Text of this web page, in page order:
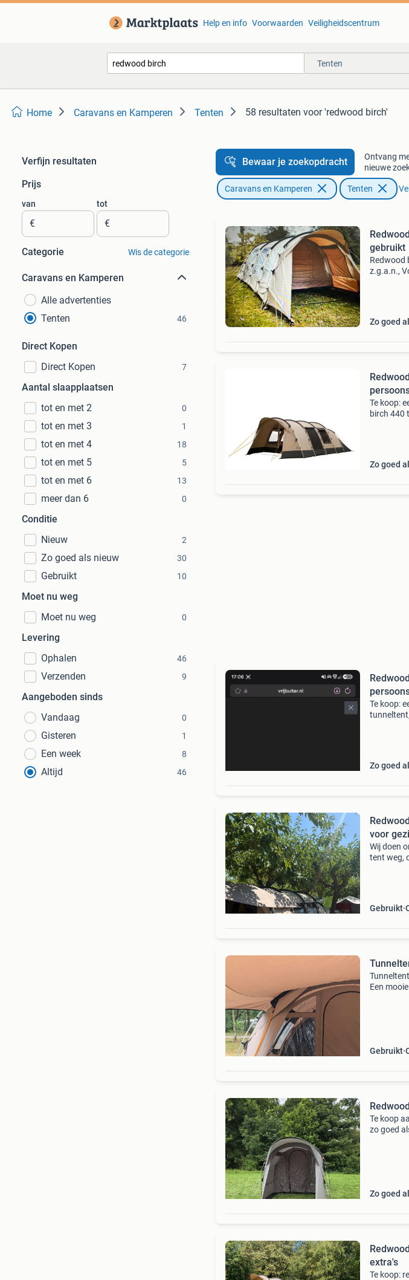
Help en info Voorwaarden Veiligheidscentrum
Tenten
Home Caravans en Kamperen Tenten 58 resultaten voor 'redwood birch'
Verfijn resultaten
Prijs
van
€
tot
€
Categorie Wis de categorie
Caravans en Kamperen
Alle advertenties
Tenten
46
Direct Kopen
Direct Kopen
7
Aantal slaapplaatsen
tot en met 2
0
tot en met 3 1
tot en met 4 18
tot en met 5 5
tot en met 6 13
meer dan 6 0
Conditie
Nieuw
2
Zo goed als nieuw 30
Gebruikt 10
Moet nu weg
Moet nu weg
0
Levering
Ophalen
46
Verzenden 9
Aangeboden sinds
Vandaag
0
Gisteren 1
Een week 8
Altijd 46
Bewaar je zoekopdracht
Ontvang
nieuwe
Caravans en Kamperen Tenten
gebruikt
Redwood
z.g.a.n.,
Zo goed
Te koop:
birch 440
Zo goed
Te koop:
Zo goed
voor
Wij doen
tent weg,
Gebruikt
Een
Gebruikt
Te koop
zo goed
Zo goed
extra's
Te koop: